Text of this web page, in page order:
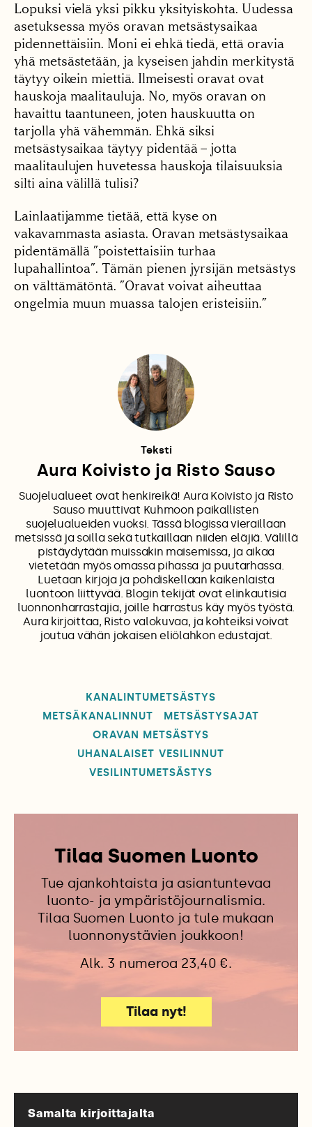
Lopuksi vielä yksi pikku yksityiskohta. Uudessa
asetuksessa myös oravan metsästysaikaa
pidennettäisiin. Moni ei ehkä tiedä, että oravia
yhä metsästetään, ja kyseisen jahdin merkitystä
täytyy oikein miettiä. Ilmeisesti oravat ovat
hauskoja maalitauluja. No, myös oravan on
havaittu taantuneen, joten hauskuutta on
tarjolla yhä vähemmän. Ehkä siksi
metsästysaikaa täytyy pidentää – jotta
maalitaulujen huvetessa hauskoja tilaisuuksia
silti aina välillä tulisi?
Lainlaatijamme tietää, että kyse on
vakavammasta asiasta. Oravan metsästysaikaa
pidentämällä ”poistettaisiin turhaa
lupahallintoa”. Tämän pienen jyrsijän metsästys
on välttämätöntä. ”Oravat voivat aiheuttaa
ongelmia muun muassa talojen eristeisiin.”
Teksti
Aura Koivisto ja Risto Sauso
Suojelualueet ovat henkireikä! Aura Koivisto ja Risto
Sauso muuttivat Kuhmoon paikallisten
suojelualueiden vuoksi. Tässä blogissa vieraillaan
metsissä ja soilla sekä tutkaillaan niiden eläjiä. Välillä
pistäydytään muissakin maisemissa, ja aikaa
vietetään myös omassa pihassa ja puutarhassa.
Luetaan kirjoja ja pohdiskellaan kaikenlaista
luontoon liittyvää. Blogin tekijät ovat elinkautisia
luonnonharrastajia, joille harrastus käy myös työstä.
Aura kirjoittaa, Risto valokuvaa, ja kohteiksi voivat
joutua vähän jokaisen eliölahkon edustajat.
KANALINTUMETSÄSTYS
METSÄKANALINNUT
METSÄSTYSAJAT
ORAVAN METSÄSTYS
UHANALAISET VESILINNUT
VESILINTUMETSÄSTYS
Tilaa Suomen Luonto
Tue ajankohtaista ja asiantuntevaa
luonto- ja ympäristöjournalismia.
Tilaa Suomen Luonto ja tule mukaan
luonnonystävien joukkoon!
Alk. 3 numeroa 23,40 €.
Tilaa nyt!
Samalta kirjoittajalta